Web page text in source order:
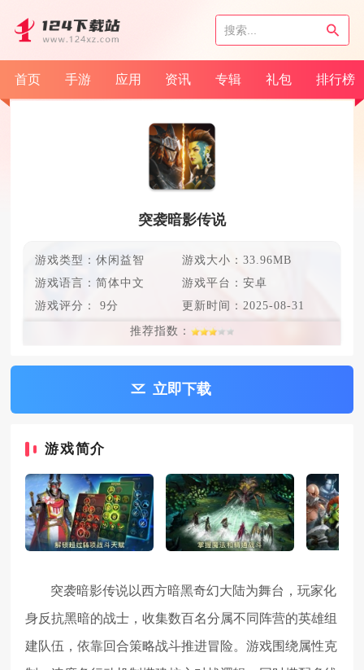
首页 手游 应用 资讯 专辑 礼包 排行榜
突袭暗影传说
游戏类型：休闲益智
游戏大小：33.96MB
游戏语言： 简体中文
游戏平台：安卓
游戏评分： 9分 更新时间： 2025-08-31
推荐指数：
立即下载
游戏简介
突袭暗影传说以西方暗黑奇幻大陆为舞台，玩家化
身反抗黑暗的战士，收集数百名分属不同阵营的英雄组
建队伍，依靠回合策略战斗推进冒险。游戏围绕属性克